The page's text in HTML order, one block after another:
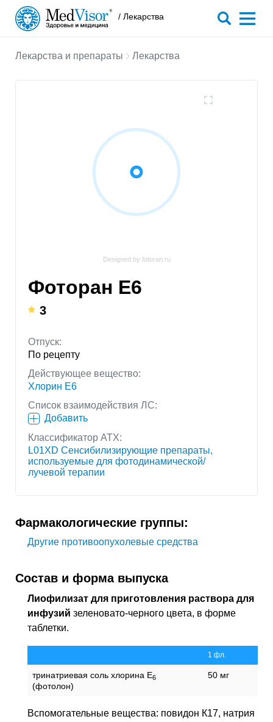
/ Лекарства
Лекарства и препараты Лекарства
Designed by fotoran.ru
Фоторан Е6
3
Отпуск:
По рецепту
Действующее вещество:
Хлорин Е6
Список взаимодействия ЛС:
Добавить
Классификатор АТХ:
L01XD Сенсибилизирующие препараты,
используемые для фотодинамической/
лучевой терапии
Фармакологические группы:
Другие противоопухолевые средства
Состав и форма выпуска
Лиофилизат для приготовления раствора для
инфузий зеленовато-черного цвета, в форме
таблетки.
1 фл.
тринатриевая соль хлорина Е6
(фотолон)
50 мг
Вспомогательные вещества: повидон К17, натрия